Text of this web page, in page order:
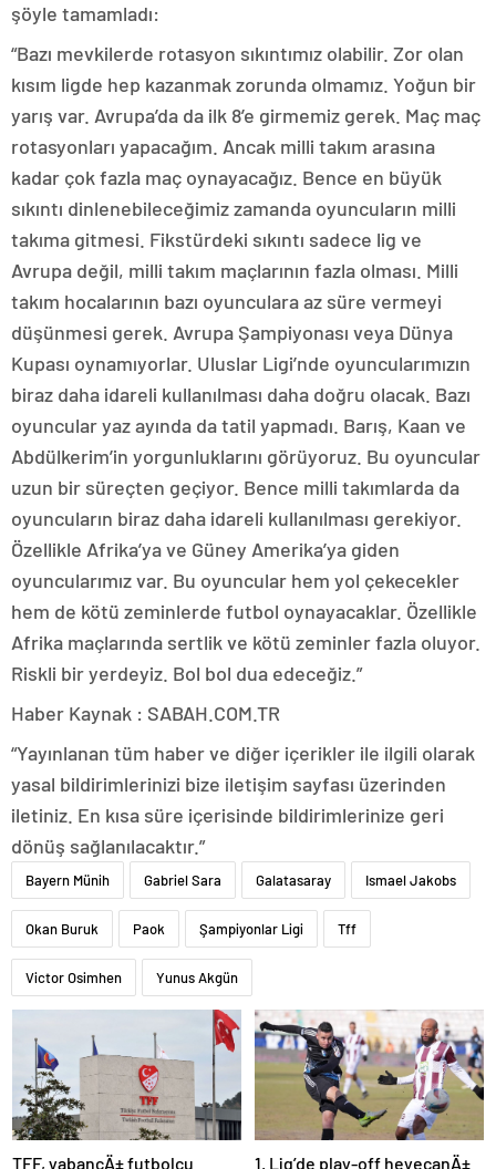
şöyle tamamladı:
“Bazı mevkilerde rotasyon sıkıntımız olabilir. Zor olan
kısım ligde hep kazanmak zorunda olmamız. Yoğun bir
yarış var. Avrupa’da da ilk 8’e girmemiz gerek. Maç maç
rotasyonları yapacağım. Ancak milli takım arasına
kadar çok fazla maç oynayacağız. Bence en büyük
sıkıntı dinlenebileceğimiz zamanda oyuncuların milli
takıma gitmesi. Fikstürdeki sıkıntı sadece lig ve
Avrupa değil, milli takım maçlarının fazla olması. Milli
takım hocalarının bazı oyunculara az süre vermeyi
düşünmesi gerek. Avrupa Şampiyonası veya Dünya
Kupası oynamıyorlar. Uluslar Ligi’nde oyuncularımızın
biraz daha idareli kullanılması daha doğru olacak. Bazı
oyuncular yaz ayında da tatil yapmadı. Barış, Kaan ve
Abdülkerim’in yorgunluklarını görüyoruz. Bu oyuncular
uzun bir süreçten geçiyor. Bence milli takımlarda da
oyuncuların biraz daha idareli kullanılması gerekiyor.
Özellikle Afrika’ya ve Güney Amerika’ya giden
oyuncularımız var. Bu oyuncular hem yol çekecekler
hem de kötü zeminlerde futbol oynayacaklar. Özellikle
Afrika maçlarında sertlik ve kötü zeminler fazla oluyor.
Riskli bir yerdeyiz. Bol bol dua edeceğiz.”
Haber Kaynak : SABAH.COM.TR
“Yayınlanan tüm haber ve diğer içerikler ile ilgili olarak
yasal bildirimlerinizi bize iletişim sayfası üzerinden
iletiniz. En kısa süre içerisinde bildirimlerinize geri
dönüş sağlanılacaktır.”
Bayern Münih Gabriel Sara Galatasaray Ismael Jakobs
Okan Buruk Paok Şampiyonlar Ligi Tff
Victor Osimhen Yunus Akgün
TFF, yabancÄ± futbolcu 1. Lig’de play-off heyecanÄ±